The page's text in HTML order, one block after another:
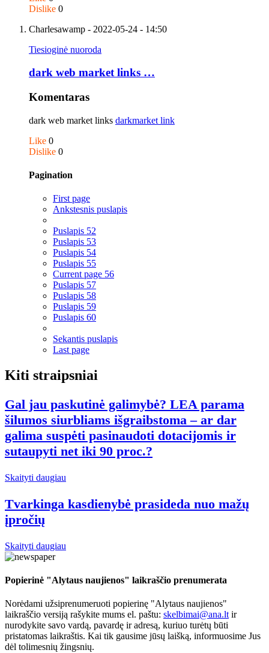
Dislike 0
Charlesawamp - 2022-05-24 - 14:50
Tiesioginė nuoroda
dark web market links …
Komentaras
dark web market links darkmarket link
Like 0
Dislike 0
Pagination
First page
Ankstesnis puslapis
Puslapis 52
Puslapis 53
Puslapis 54
Puslapis 55
Current page 56
Puslapis 57
Puslapis 58
Puslapis 59
Puslapis 60
Sekantis puslapis
Last page
Kiti straipsniai
Gal jau paskutinė galimybė? LEA parama
šilumos siurbliams išgraibstoma – ar dar
galima suspėti pasinaudoti dotacijomis ir
sutaupyti net iki 90 proc.?
Skaityti daugiau
Tvarkinga kasdienybė prasideda nuo mažų
įpročių
Skaityti daugiau
Popierinė "Alytaus naujienos" laikraščio prenumerata
Norėdami užsiprenumeruoti popierinę "Alytaus naujienos"
laikraščio versiją rašykite mums el. paštu: skelbimai@ana.lt ir
nurodykite savo vardą, pavardę ir adresą, kuriuo turėtų būti
pristatomas laikraštis. Kai tik gausime jūsų laišką, informuosime Jus
dėl tolimesnių žingsnių.